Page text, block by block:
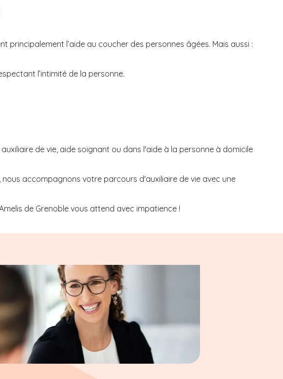
principalement l’aide au coucher des personnes âgées. Mais aussi :
l’intimité de la personne.
de vie, aide soignant ou dans l'aide à la personne à domicile
accompagnons votre parcours d'auxiliaire de vie avec une
de Grenoble vous attend avec impatience !